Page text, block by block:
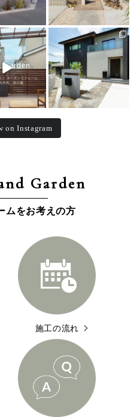
0
land_garden
24 0
on Instagram
Garden
ムをお考えの方
施工の流れ